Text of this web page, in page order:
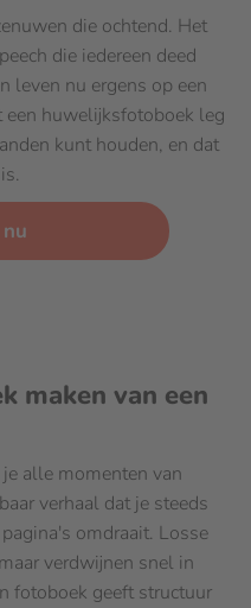
die ochtend. Het
die iedereen deed
leven nu ergens op een
huwelijksfotoboek leg
kunt houden, en dat
nu
maken van een
alle momenten van
verhaal dat je steeds
omdraait. Losse
verdwijnen snel in
fotoboek geeft structuur